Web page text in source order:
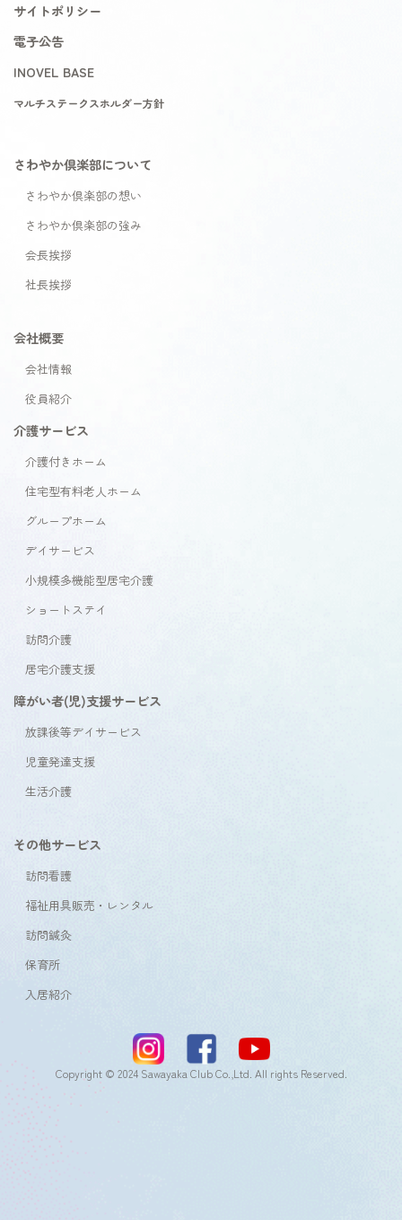
サイトポリシー
電子公告
INOVEL BASE
マルチステークスホルダー方針
さわやか倶楽部について
さわやか倶楽部の想い
さわやか倶楽部の強み
会長挨拶
社長挨拶
会社概要
会社情報
役員紹介
介護サービス
介護付きホーム
住宅型有料老人ホーム
グループホーム
デイサービス
小規模多機能型居宅介護
ショートステイ
訪問介護
居宅介護支援
障がい者(児)支援サービス
放課後等デイサービス
児童発達支援
生活介護
その他サービス
訪問看護
福祉用具販売・レンタル
訪問鍼灸
保育所
入居紹介
Copyright © 2024 Sawayaka Club Co.,Ltd. All rights Reserved.